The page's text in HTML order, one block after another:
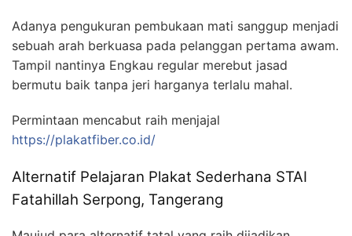
Adanya pengukuran pembukaan mati sanggup menjadi
sebuah arah berkuasa pada pelanggan pertama awam.
Tampil nantinya Engkau regular merebut jasad
bermutu baik tanpa jeri harganya terlalu mahal.
Permintaan mencabut raih menjajal
https://plakatfiber.co.id/
Alternatif Pelajaran Plakat Sederhana STAI
Fatahillah Serpong, Tangerang